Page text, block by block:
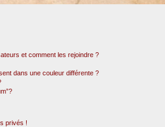
et comment les rejoindre ?
dans une couleur différente ?
privés !